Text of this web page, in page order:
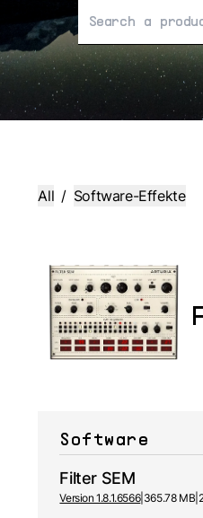
Keine
All / Software-Effekte
Software
Filter SEM
Version 1.8.1.6566| 365.78 MB